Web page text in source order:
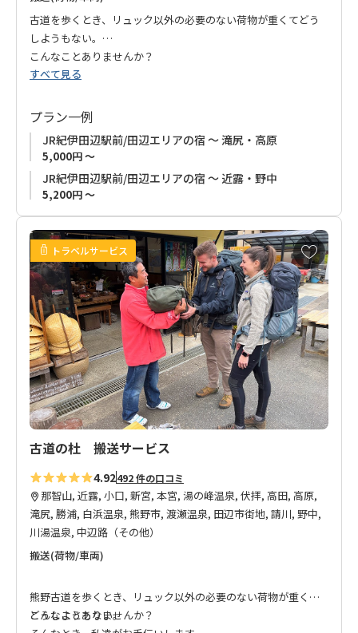
古道を歩くとき、リュック以外の必要のない荷物が重くてどう
しようもない。
こんなことありませんか？
そんなとき、私達がお手伝いします。
安心で楽しい熊野古道歩きをお楽しみいただけます。
すべて見る
プラン一例
JR紀伊田辺駅前/田辺エリアの宿 ～ 滝尻・高原
5,000円 ～
JR紀伊田辺駅前/田辺エリアの宿 ～ 近露・野中
5,200円 ～
トラベルサービス
お
気
に
入
り
に
追
加
古道の杜 搬送サービス
4.92492 件の口コミ
那智山, 近露, 小口, 新宮, 本宮, 湯の峰温泉, 伏拝, 高田, 高原,
滝尻, 勝浦, 白浜温泉, 熊野市, 渡瀬温泉, 田辺市街地, 請川, 野中,
川湯温泉, 中辺路（その他）
搬送(荷物/車両)
熊野古道を歩くとき、リュック以外の必要のない荷物が重くて
どうしようもない。
こんなことありませんか？